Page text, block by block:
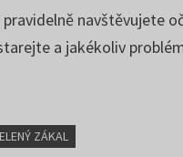
navštěvujete
a jakékoliv
ZÁKAL